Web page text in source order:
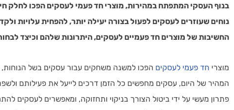
בנוף העסקי המתפתח במהירות, מוצרי חד פעמי לעסקים הפכו לחלק
נוחים שעוזרים לעסקים לפעול בצורה יעילה יותר, להפחית עלויות
החשיבות של מוצרים חד פעמיים לעסקים, היתרונות שלהם וכיצד
מוצרי חד פעמי לעסקים הפכו למשנה משחקים עבור עסקים בשל
המהיר של היום, עסקים מחפשים כל הזמן דרכים לייעל את פעילותם
פתרון מעשי על ידי ביטול הצורך בניקוי ותחזוקה, ומאפשרים לעסקים